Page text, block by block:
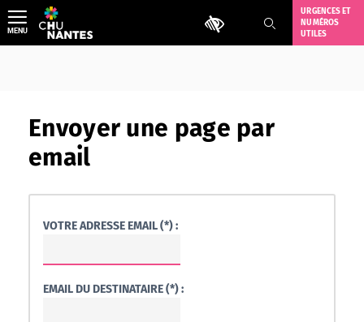
Aller
au
contenu
Outils d'accessibilité
URGENCES ET
NUMÉROS
UTILES
MENU
Envoyer une page par
email
VOTRE ADRESSE EMAIL (*) :
EMAIL DU DESTINATAIRE (*) :